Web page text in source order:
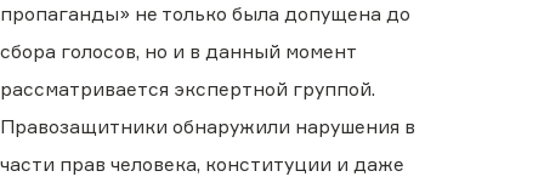
пропаганды» не только была допущена до
сбора голосов, но и в данный момент
рассматривается экспертной группой.
Правозащитники обнаружили нарушения в
части прав человека, конституции и даже